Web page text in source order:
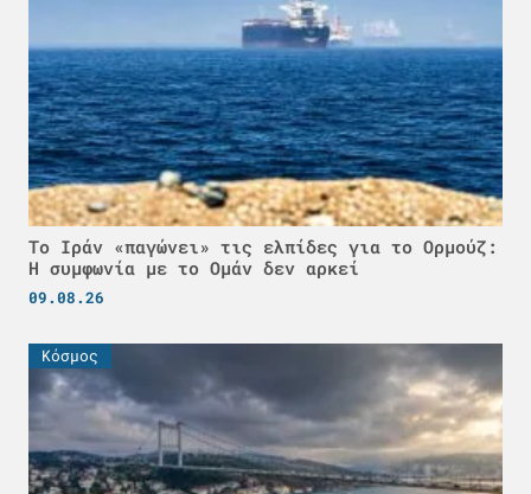
Το Ιράν «παγώνει» τις ελπίδες για το Ορμούζ:
Η συμφωνία με το Ομάν δεν αρκεί
09.08.26
Κόσμος